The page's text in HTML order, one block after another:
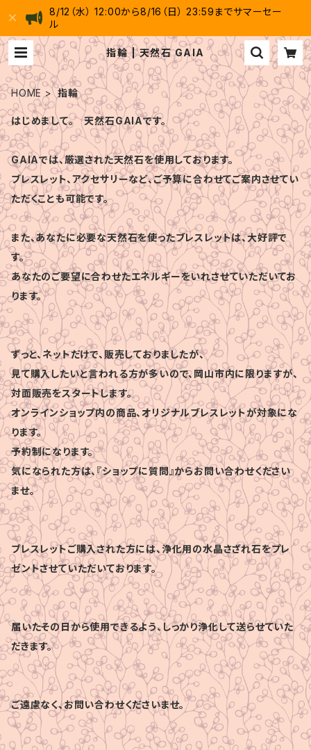
8/12（水） 12:00から8/16（日） 23:59までサマーセー
ル
指輪 | 天然石 GAIA
HOME 指輪
はじめまして。 天然石GAIAです。
GAIAでは、厳選された天然石を使用しております。
ブレスレット、アクセサリーなど、ご予算に合わせてご案内させてい
ただくことも可能です。
また、あなたに必要な天然石を使ったブレスレットは、大好評で
す。
あなたのご要望に合わせたエネルギーをいれさせていただいてお
ります。
ずっと、ネットだけで、販売しておりましたが、
見て購入したいと言われる方が多いので、岡山市内に限りますが、
対面販売をスタートします。
オンラインショップ内の商品、オリジナルブレスレットが対象にな
ります。
予約制になります。
気になられた方は、『ショップに質問』からお問い合わせください
ませ。
ブレスレットご購入された方には、浄化用の水晶さざれ石をプレ
ゼントさせていただいております。
届いたその日から使用できるよう、しっかり浄化して送らせていた
だきます。
ご遠慮なく、お問い合わせくださいませ。